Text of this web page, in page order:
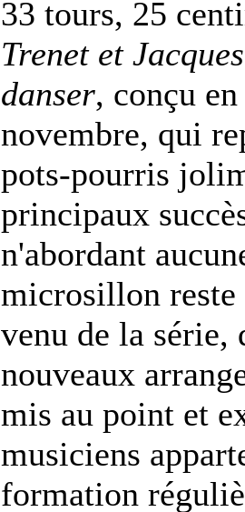
33 tours, 25
Trenet et
danser, conçu
novembre, qui
pots-pourris
principaux
n'abordant
microsillon reste
venu de la série,
nouveaux
mis au point et
musiciens
formation